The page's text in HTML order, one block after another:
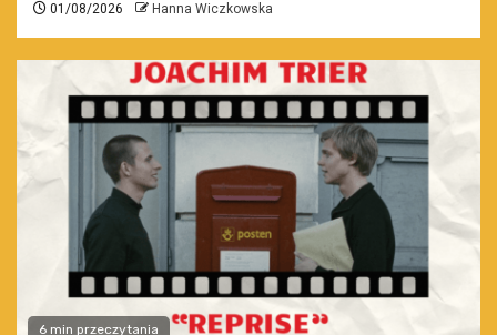
01/08/2026 Hanna Wiczkowska
6 min przeczytania